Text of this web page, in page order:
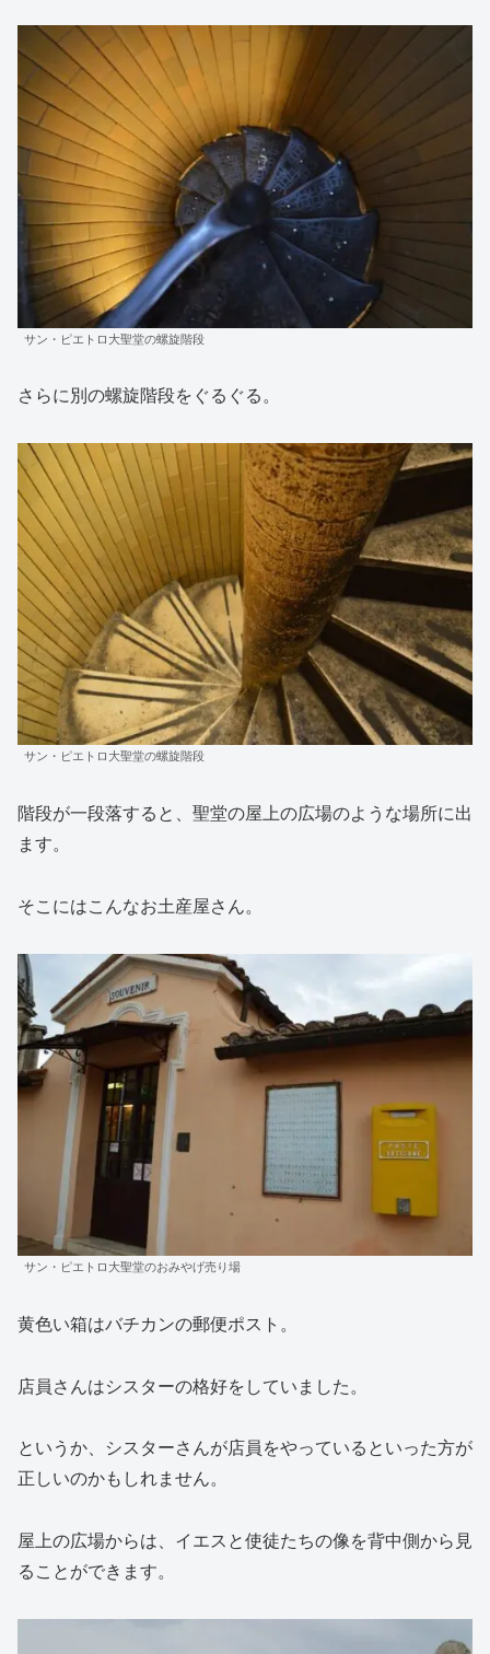
サン・ピエトロ大聖堂の螺旋階段
さらに別の螺旋階段をぐるぐる。
サン・ピエトロ大聖堂の螺旋階段
階段が一段落すると、聖堂の屋上の広場のような場所に出
ます。
そこにはこんなお土産屋さん。
サン・ピエトロ大聖堂のおみやげ売り場
黄色い箱はバチカンの郵便ポスト。
店員さんはシスターの格好をしていました。
というか、シスターさんが店員をやっているといった方が
正しいのかもしれません。
屋上の広場からは、イエスと使徒たちの像を背中側から見
ることができます。